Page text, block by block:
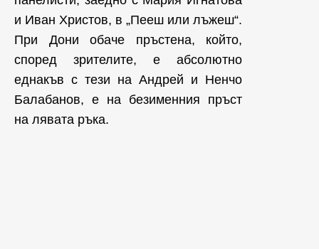
и Иван Христов, в „Пееш или лъжеш“.
При Дони обаче пръстена, който,
според зрителите, е абсолютно
еднакъв с тези на Андрей и Ненчо
Балабанов, е на безименния пръст
на лявата ръка.